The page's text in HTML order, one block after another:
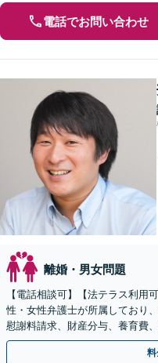
電話でお問い合わせ
離婚・男女問題
【電話相談可】【法テラス利用
性・女性弁護士が所属しており
慰謝料請求、財産分与、養育費
気軽にご相談ください【休日・
料